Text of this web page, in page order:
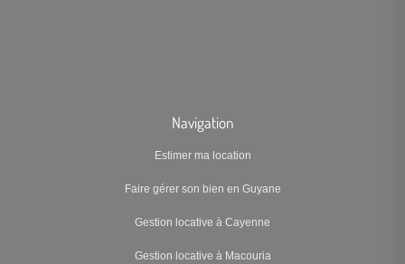
Navigation
Estimer ma location
Faire gérer son bien en Guyane
Gestion locative à Cayenne
Gestion locative à Macouria